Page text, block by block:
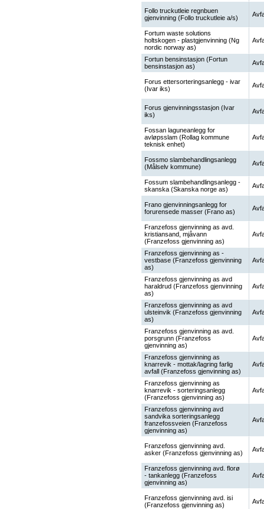
Follo truckutleie regnbuen
gjenvinning (Follo truckutleie a/s)
Fortum waste solutions
holtskogen - plastgjenvinning (Ng
nordic norway as)
Fortun bensinstasjon (Fortun
bensinstasjon as)
Forus ettersorteringsanlegg - ivar
(Ivar iks)
Forus gjenvinningsstasjon (Ivar
iks)
Fossan laguneanlegg for
avløpsslam (Rollag kommune
teknisk enhet)
Fossmo slambehandlingsanlegg
(Målselv kommune)
Fossum slambehandlingsanlegg -
skanska (Skanska norge as)
Frano gjenvinningsanlegg for
forurensede masser (Frano as)
Franzefoss gjenvinning as avd.
kristiansand, mjåvann
(Franzefoss gjenvinning as)
Franzefoss gjenvinning as -
vestbase (Franzefoss gjenvinning
as)
Franzefoss gjenvinning as avd
haraldrud (Franzefoss gjenvinning
as)
Franzefoss gjenvinning as avd
ulsteinvik (Franzefoss gjenvinning
as)
Franzefoss gjenvinning as avd.
porsgrunn (Franzefoss
gjenvinning as)
Franzefoss gjenvinning as
knarrevik - mottak/lagring farlig
avfall (Franzefoss gjenvinning as)
Franzefoss gjenvinning as
knarrevik - sorteringsanlegg
(Franzefoss gjenvinning as)
Franzefoss gjenvinning avd
sandvika sorteringsanlegg
franzefossveien (Franzefoss
gjenvinning as)
Franzefoss gjenvinning avd.
asker (Franzefoss gjenvinning as)
Franzefoss gjenvinning avd. florø
- tankanlegg (Franzefoss
gjenvinning as)
Franzefoss gjenvinning avd. isi
(Franzefoss gjenvinning as)